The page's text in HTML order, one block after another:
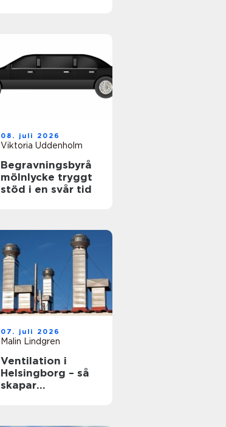
08. juli 2026
Viktoria Uddenholm
Begravningsbyrå
mölnlycke tryggt
stöd i en svår tid
07. juli 2026
Malin Lindgren
Ventilation i
Helsingborg – så
skapar